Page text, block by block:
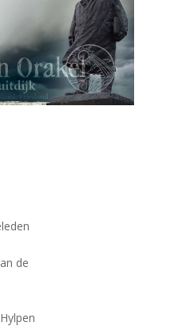
de